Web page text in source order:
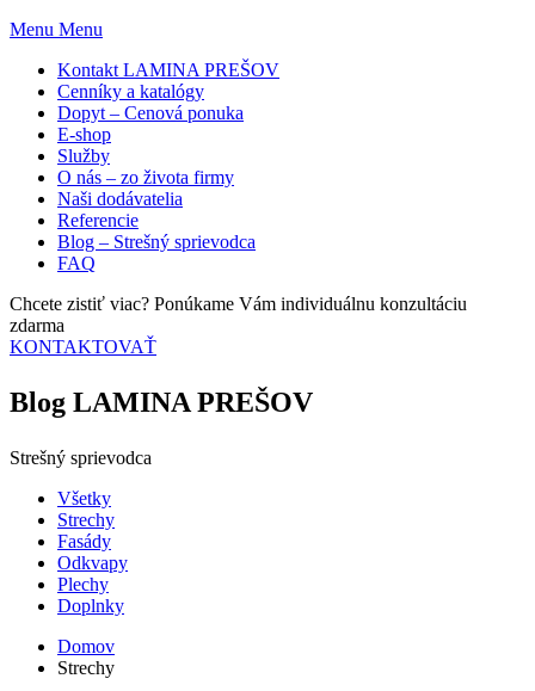
Menu Menu
Kontakt LAMINA PREŠOV
Cenníky a katalógy
Dopyt – Cenová ponuka
E-shop
Služby
O nás – zo života firmy
Naši dodávatelia
Referencie
Blog – Strešný sprievodca
FAQ
Chcete zistiť viac? Ponúkame Vám individuálnu konzultáciu
zdarma
KONTAKTOVAŤ
Blog LAMINA PREŠOV
Strešný sprievodca
Všetky
Strechy
Fasády
Odkvapy
Plechy
Doplnky
Domov
Strechy